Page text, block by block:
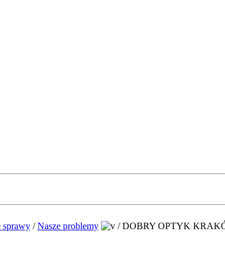
sprawy /Nasze problemy /DOBRY OPTYK